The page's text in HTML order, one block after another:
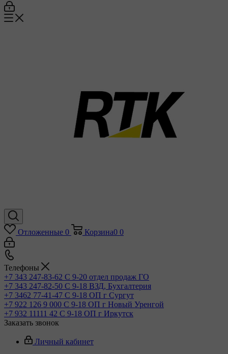
Отложенные 0 Корзина0 0
Телефоны
+7 343 247-83-62 С 9-20 отдел продаж ГО
+7 343 247-82-50 С 9-18 ВЗД, Бухгалтерия
+7 3462 77-41-47 С 9-18 ОП г Сургут
+7 922 126 9 000 С 9-18 ОП г Новый Уренгой
+7 932 11111 42 С 9-18 ОП г Иркутск
Заказать звонок
Личный кабинет